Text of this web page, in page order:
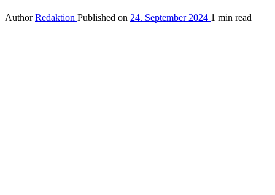
Author Redaktion Published on 24. September 2024 1 min read